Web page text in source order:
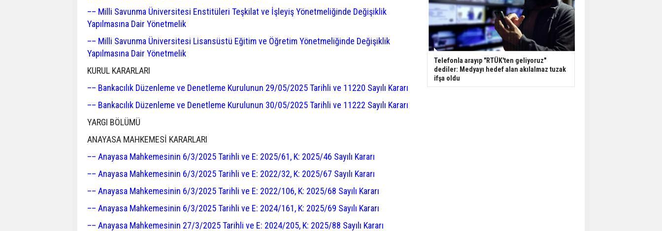
–– Milli Savunma Üniversitesi Enstitüleri Teşkilat ve İşleyiş Yönetmeliğinde Değişiklik
Yapılmasına Dair Yönetmelik
–– Milli Savunma Üniversitesi Lisansüstü Eğitim ve Öğretim Yönetmeliğinde Değişiklik
Yapılmasına Dair Yönetmelik
KURUL KARARLARI
–– Bankacılık Düzenleme ve Denetleme Kurulunun 29/05/2025 Tarihli ve 11220 Sayılı Kararı
–– Bankacılık Düzenleme ve Denetleme Kurulunun 30/05/2025 Tarihli ve 11222 Sayılı Kararı
YARGI BÖLÜMÜ
ANAYASA MAHKEMESİ KARARLARI
–– Anayasa Mahkemesinin 6/3/2025 Tarihli ve E: 2025/61, K: 2025/46 Sayılı Kararı
–– Anayasa Mahkemesinin 6/3/2025 Tarihli ve E: 2022/32, K: 2025/67 Sayılı Kararı
–– Anayasa Mahkemesinin 6/3/2025 Tarihli ve E: 2022/106, K: 2025/68 Sayılı Kararı
–– Anayasa Mahkemesinin 6/3/2025 Tarihli ve E: 2024/161, K: 2025/69 Sayılı Kararı
–– Anayasa Mahkemesinin 27/3/2025 Tarihli ve E: 2024/205, K: 2025/88 Sayılı Kararı
Telefonla arayıp "RTÜK'ten geliyoruz"
dediler: Medyayı hedef alan akılalmaz tuzak
ifşa oldu